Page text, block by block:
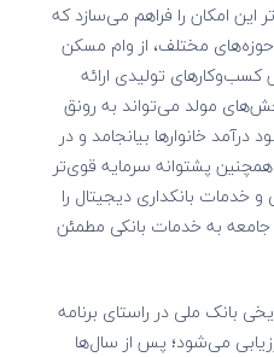
این امکان را فراهم می‌سازد که
مختلف، از وام مسکن
تولیدی ارائه
مولد می‌تواند به رونق
درآمد خانوارها بیانجامد و در
همچنین پشتوانه سرمایه قوی‌تر
و خدمات بانکداری دیجیتال را
به خدمات بانکی مطمئن
بانک ملی در راستای برنامه
می‌شود؛ پس از سال‌ها